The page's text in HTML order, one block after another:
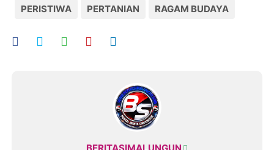
PERISTIWA
PERTANIAN RAGAM BUDAYA